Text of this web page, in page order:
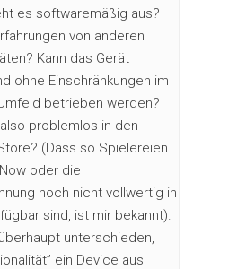
es softwaremäßig aus?
von anderen
Kann das Gerät
ohne Einschränkungen im
betrieben werden?
problemlos in den
(Dass so Spielereien
oder die
noch nicht vollwertig in
sind, ist mir bekannt).
unterschieden,
ein Device aus